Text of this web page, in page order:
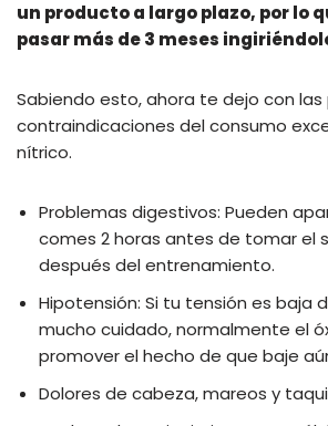
un producto a largo plazo, por lo
pasar más de 3 meses
Sabiendo esto, ahora te dejo con las
contraindicaciones del consumo
nítrico.
Problemas digestivos: Pueden
comes 2 horas antes de tomar el
después del entrenamiento.
Hipotensión: Si tu tensión es baja
mucho cuidado, normalmente el
promover el hecho de que baje
Dolores de cabeza, mareos y